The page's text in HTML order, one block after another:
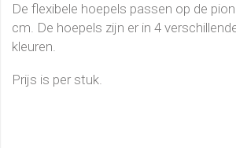
De flexibele hoepels passen op de
cm. De hoepels zijn er in 4
kleuren.
Prijs is per stuk.